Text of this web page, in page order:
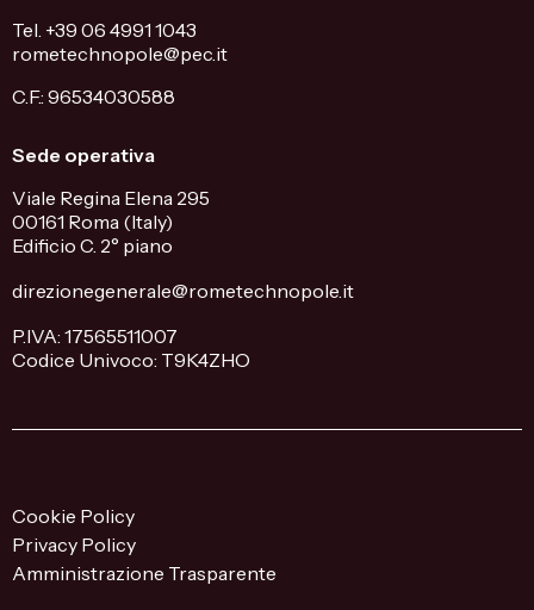
Tel. +39 06 4991 1043
rometechnopole@pec.it
C.F.: 96534030588
Sede operativa
Viale Regina Elena 295
00161 Roma (Italy)
Edificio C. 2° piano
direzionegenerale@rometechnopole.it
P.IVA: 17565511007
Codice Univoco: T9K4ZHO
Cookie Policy
Privacy Policy
Amministrazione Trasparente